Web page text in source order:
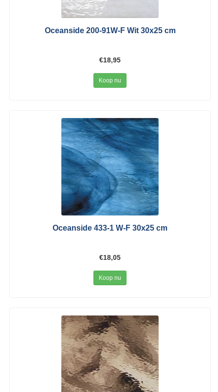
Oceanside 200-91W-F Wit 30x25 cm
€18,95
Koop nu
Oceanside 433-1 W-F 30x25 cm
€18,05
Koop nu